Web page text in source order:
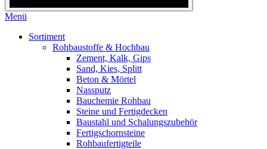
Menü
Sortiment
Rohbaustoffe & Hochbau
Zement, Kalk, Gips
Sand, Kies, Splitt
Beton & Mörtel
Nassputz
Bauchemie Rohbau
Steine und Fertigdecken
Baustahl und Schalungszubehör
Fertigschornsteine
Rohbaufertigteile